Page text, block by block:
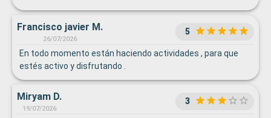
Francisco javier M.
26/07/2026
5
En todo momento están haciendo actividades , para que
estés activo y disfrutando .
Miryam D.
19/07/2026
3